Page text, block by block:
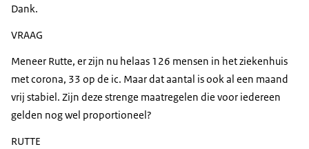
Dank.
VRAAG
Meneer Rutte, er zijn nu helaas 126 mensen in het ziekenhuis
met corona, 33 op de ic. Maar dat aantal is ook al een maand
vrij stabiel. Zijn deze strenge maatregelen die voor iedereen
gelden nog wel proportioneel?
RUTTE